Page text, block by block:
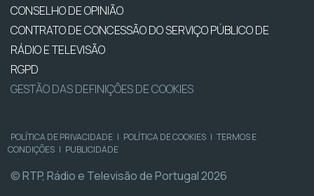
CONSELHO DE OPINIÃO
CONTRATO DE CONCESSÃO DO SERVIÇO PÚBLICO DE
RÁDIO E TELEVISÃO
RGPD
GESTÃO DAS DEFINIÇÕES DE COOKIES
POLÍTICA DE PRIVACIDADE | POLÍTICA DE COOKIES | TERMOS E
CONDIÇÕES | PUBLICIDADE
© RTP, Rádio e Televisão de Portugal 2026